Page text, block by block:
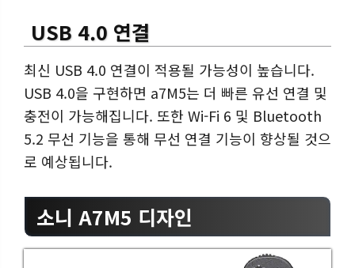
USB 4.0 연결
최신 USB 4.0 연결이 적용될 가능성이 높습니다.
USB 4.0을 구현하면 a7M5는 더 빠른 유선 연결 및
충전이 가능해집니다. 또한 Wi-Fi 6 및 Bluetooth
5.2 무선 기능을 통해 무선 연결 기능이 향상될 것으
로 예상됩니다.
소니 A7M5 디자인